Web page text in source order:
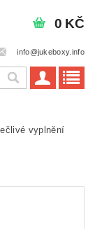
info@jukeboxy.info
0 KČ
vyplnění